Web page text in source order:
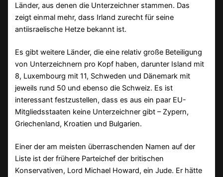
Länder, aus denen die Unterzeichner stammen. Das
zeigt einmal mehr, dass Irland zurecht für seine
antiisraelische Hetze bekannt ist.
Es gibt weitere Länder, die eine relativ große Beteiligung
von Unterzeichnern pro Kopf haben, darunter Island mit
8, Luxembourg mit 11, Schweden und Dänemark mit
jeweils rund 50 und ebenso die Schweiz. Es ist
interessant festzustellen, dass es aus ein paar EU-
Mitgliedsstaaten keine Unterzeichner gibt – Zypern,
Griechenland, Kroatien und Bulgarien.
Einer der am meisten überraschenden Namen auf der
Liste ist der frühere Parteichef der britischen
Konservativen, Lord Michael Howard, ein Jude. Er hätte